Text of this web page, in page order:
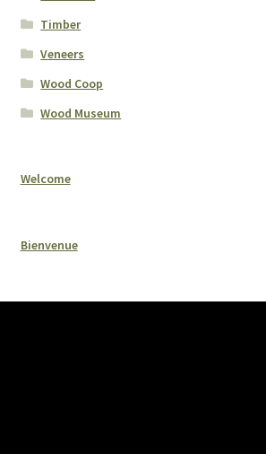
Timber
Veneers
Wood Coop
Wood Museum
Welcome
Bienvenue